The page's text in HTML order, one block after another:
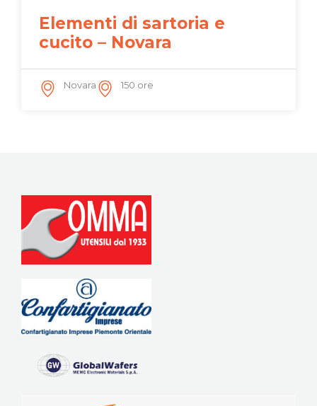
Elementi di sartoria e
cucito – Novara
Novara 150 ore